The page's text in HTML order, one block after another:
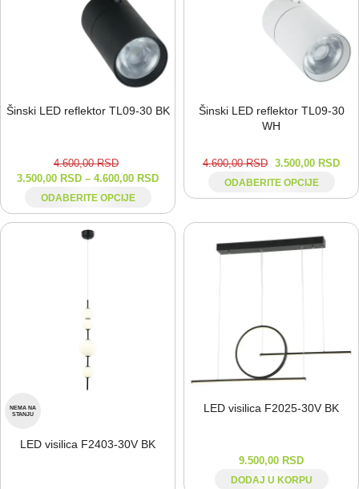
Šinski LED reflektor TL09-⁠30 BK
4.600,00RSD
3.500,00 RSD – 4.600,00 RSD
ODABERITE OPCIJE
Šinski LED reflektor TL09-⁠30
WH
4.600,00RSD 3.500,00 RSD
ODABERITE OPCIJE
NEMA NA
STANJU
LED visilica F2403-⁠30V BK
LED visilica F2025-⁠30V BK
9.500,00 RSD
DODAJ U KORPU